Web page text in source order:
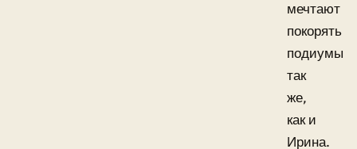
мечтают
покорять
подиумы
так
же,
как и
Ирина.